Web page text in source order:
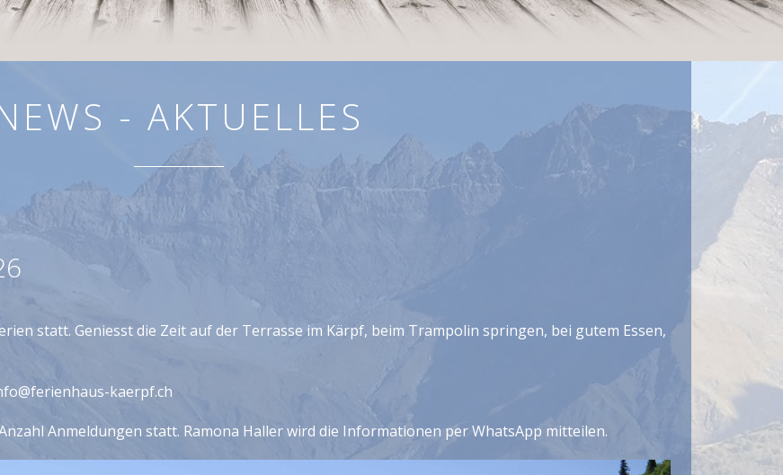
- AKTUELLES
statt. Geniesst die Zeit auf der Terrasse im Kärpf, beim Trampolin springen, bei gutem Essen,
kaerpf.ch
Anmeldungen statt. Ramona Haller wird die Informationen per WhatsApp mitteilen.